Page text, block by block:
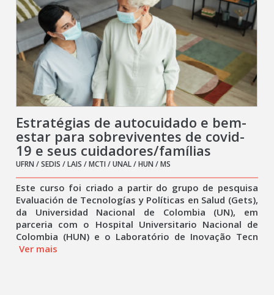
Estratégias de autocuidado e bem-
estar para sobreviventes de covid-
19 e seus cuidadores/famílias
UFRN / SEDIS / LAIS / MCTI / UNAL / HUN / MS
Este curso foi criado a partir do grupo de pesquisa
Evaluación de Tecnologías y Políticas en Salud (Gets),
da Universidad Nacional de Colombia (UN), em
parceria com o Hospital Universitario Nacional de
Colombia (HUN) e o Laboratório de Inovação Tecn
Ver mais